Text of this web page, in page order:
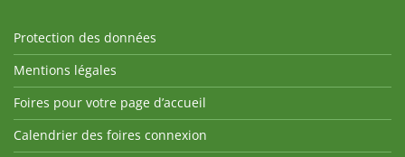
Protection des données
Mentions légales
Foires pour votre page d’accueil
Calendrier des foires connexion